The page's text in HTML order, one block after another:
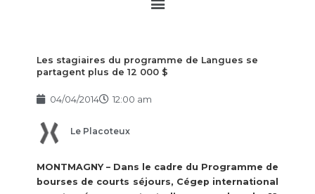
Les stagiaires du programme de Langues se
partagent plus de 12 000 $
04/04/2014 12:00 am
Le Placoteux
MONTMAGNY – Dans le cadre du Programme de
bourses de courts séjours, Cégep international